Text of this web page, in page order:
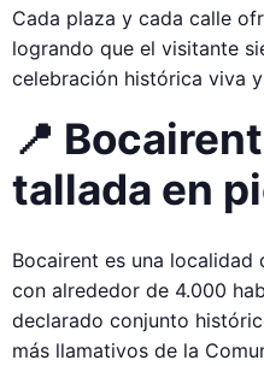
Cada plaza y cada calle
logrando que el visitante
celebración histórica viva
📍
tallada en
Bocairent es una localidad
con alrededor de 4.000
declarado conjunto
más llamativos de la